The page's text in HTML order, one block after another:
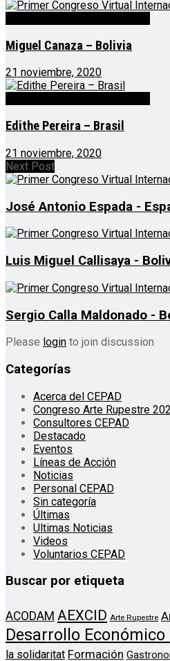
Miguel Canaza – Bolivia
21 noviembre, 2020
Edithe Pereira – Brasil
21 noviembre, 2020
Next Post
José Antonio Espada -
Luis Miguel Callisaya -
Sergio Calla Maldonado -
Please login to join discussion
Categorías
Acerca del CEPAD
Congreso Arte Rupestre
Consultores CEPAD
Destacado
Eventos
Líneas de Acción
Noticias
Personal CEPAD
Sin categoría
Últimas
Ultimas Noticias
Videos
Voluntarios CEPAD
Buscar por etiqueta
ACODAM AEXCID Arte Rupestre
Desarrollo Económico
la solidaritat Formación